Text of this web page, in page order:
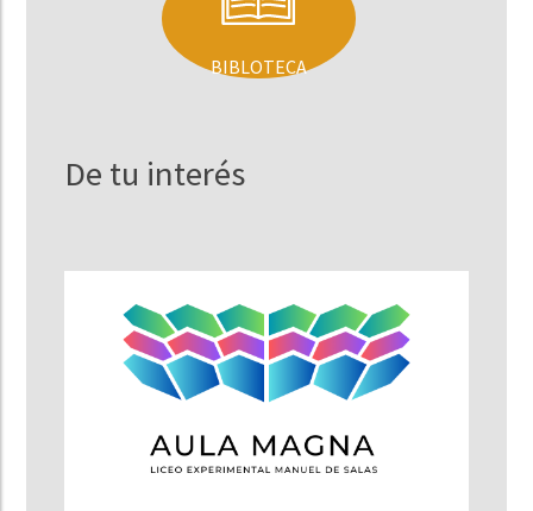
BIBLOTECA
De tu interés